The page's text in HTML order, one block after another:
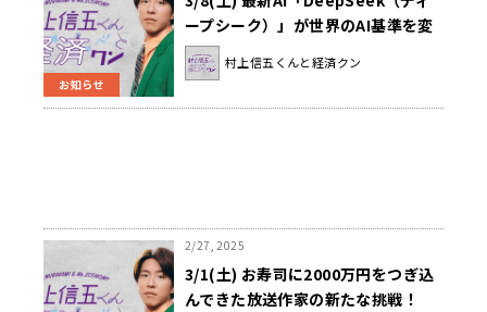
お知らせ
ープシーク）」が世界のAI基準を変
える！？『村上信五くんと経済ク
ン』
村上信五くんと経済クン
2/27, 2025
3/1(土) お寿司に2000万円をつぎ込
んできた放送作家の新たな挑戦！